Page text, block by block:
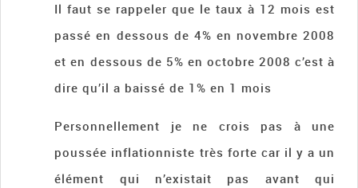
Il faut se rappeler que le taux à 12 mois est
passé en dessous de 4% en novembre 2008
et en dessous de 5% en octobre 2008 c’est à
dire qu’il a baissé de 1% en 1 mois
Personnellement je ne crois pas à une
poussée inflationniste très forte car il y a un
élément qui n’existait pas avant qui